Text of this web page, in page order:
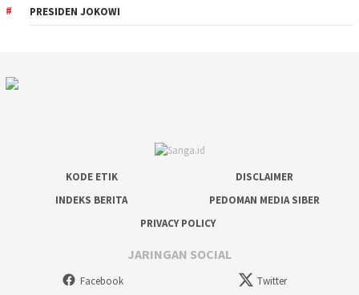
PRESIDEN JOKOWI
KODE ETIK
DISCLAIMER
INDEKS BERITA
PEDOMAN MEDIA SIBER
PRIVACY POLICY
JARINGAN SOCIAL
Facebook Twitter